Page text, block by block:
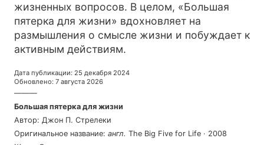
жизненных вопросов. В целом, «Большая
пятерка для жизни» вдохновляет на
размышления о смысле жизни и побуждает к
активным действиям.
Дата публикации: 25 декабря 2024
Обновлено: 7 августа 2026
———
Большая пятерка для жизни
Автор: Джон П. Стрелеки
Оригинальное название: англ. The Big Five for Life · 2008